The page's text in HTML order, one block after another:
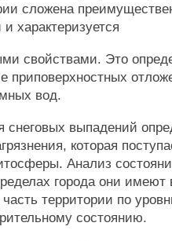
сложена
характеризуется
свойствами. Это
приповерхностных
вод.
снеговых выпадений
которая
Анализ
города они имеют
территории по
состоянию.